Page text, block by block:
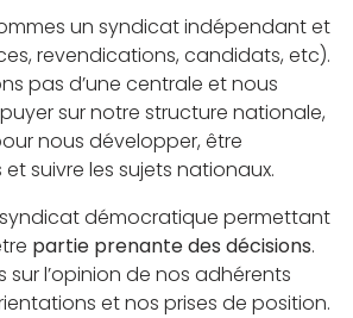
un syndicat indépendant et
revendications, candidats, etc).
pas d’une centrale et nous
sur notre structure nationale,
nous développer, être
suivre les sujets nationaux.
démocratique permettant
partie prenante des décisions.
sur l’opinion de nos adhérents
et nos prises de position.